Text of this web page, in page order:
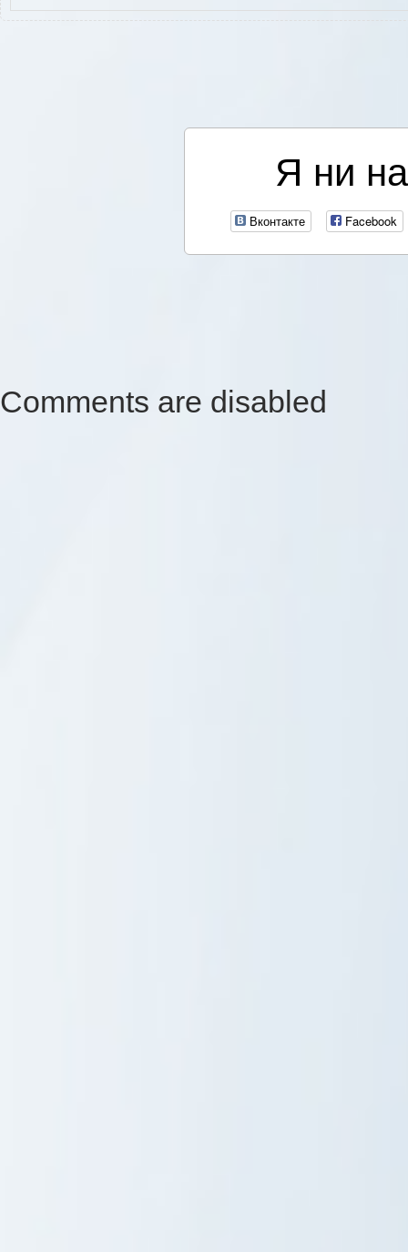
Я ни
Вконтакте Facebook
Comments are disabled